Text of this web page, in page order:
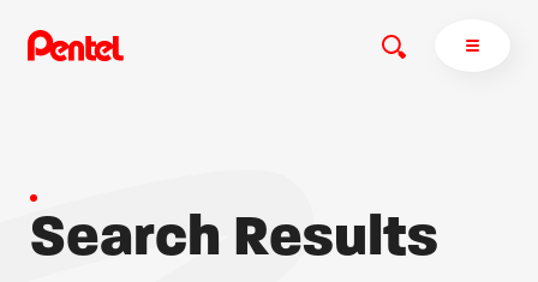
商品を探す
Search Results